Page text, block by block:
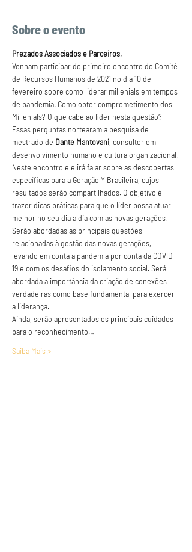
Sobre o evento
Prezados Associados e Parceiros,
Venham participar do primeiro encontro do Comitê
de Recursos Humanos de 2021 no dia 10 de
fevereiro sobre como liderar millenials em tempos
de pandemia. Como obter comprometimento dos
Millenials? O que cabe ao líder nesta questão?
Essas perguntas nortearam a pesquisa de
mestrado de Dante Mantovani, consultor em
desenvolvimento humano e cultura organizacional.
Neste encontro ele irá falar sobre as descobertas
específicas para a Geração Y Brasileira, cujos
resultados serão compartilhados. O objetivo é
trazer dicas práticas para que o líder possa atuar
melhor no seu dia a dia com as novas gerações.
Serão abordadas as principais questões
relacionadas à gestão das novas gerações,
levando em conta a pandemia por conta da COVID-
19 e com os desafios do isolamento social. Será
abordada a importância da criação de conexões
verdadeiras como base fundamental para exercer
a liderança.
Ainda, serão apresentados os principais cuidados
para o reconhecimento…
Saiba Mais >